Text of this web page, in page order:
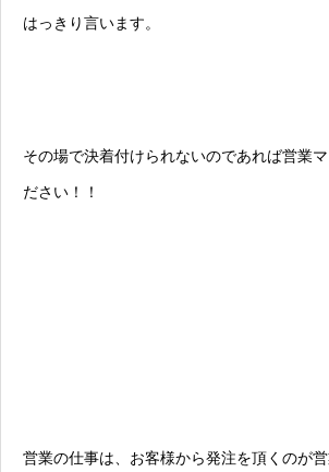
はっきり言います。
その場で決着付けられないのであれば営業
ださい！！
営業の仕事は、お客様から発注を頂くのが